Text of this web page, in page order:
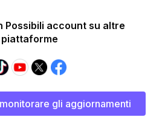
Possibili account su altre
piattaforme
gli aggiornamenti